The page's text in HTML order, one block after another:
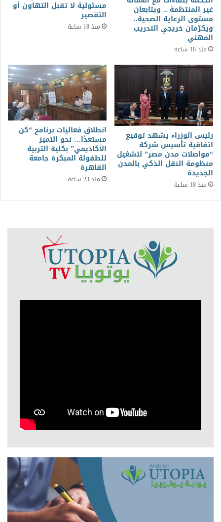
غير المنتظمة .. ويتابعان
مستوى الرعاية الصحية..
ويكرّمان خريجي التدريب
المهني
منذ 18 ساعة
مسئولية لا تقبل التهاون أو
التقصير
منذ 18 ساعة
رئيس الوزراء يشهد توقيع
اتفاقية تأسيس شركة
“مواصلات مدن مصر” لتشغيل
منظومة النقل الذكي بالمدن
الجديدة
منذ 18 ساعة
انطلاق فعاليات برنامج “كن
مستعدًا… نحو التميز
الأكاديمي” بكلية التربية
للطفولة المبكرة جامعة
القاهرة
منذ 23 ساعة